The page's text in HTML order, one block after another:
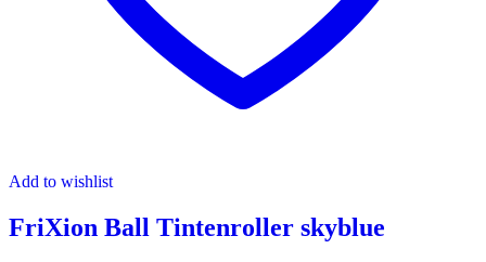
Add to wishlist
FriXion Ball Tintenroller skyblue